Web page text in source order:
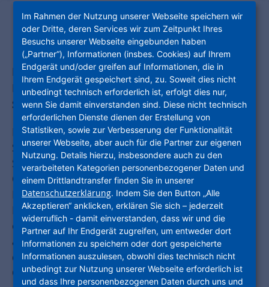
Bewohner aus dem Frankfurter Stadtteil
Nied sind zur nächsten öffentlichen
Stadtteilwerkstatt eingeladen
Frankfurt - Soziale Stadt Nied | Das
Stadtplanungsamt Frankfurt am Main, die
Stadtentwickler von der ProjektStadt und das
Quartiersmanagement laden gemeinsam die
Bewohnerinnen und Bewohner aus dem
Frankfurter Stadtteil Nied zur nächsten
öffentlichen Stadtteilwerkstatt ein. Diese findet
am Samstag, den 21.09.2019 von 15-18 Uhr in
der großen Sporthalle der SG 1877 Nied,
Oeserstraße 74 statt.
Im Rahmen der Nutzung unserer Webseite speichern wir
oder Dritte, deren Services wir zum Zeitpunkt Ihres
Besuchs unserer Webseite eingebunden haben
(„Partner“), Informationen (insbes. Cookies) auf Ihrem
Endgerät und/oder greifen auf Informationen, die in
Ihrem Endgerät gespeichert sind, zu. Soweit dies nicht
unbedingt technisch erforderlich ist, erfolgt dies nur,
wenn Sie damit einverstanden sind. Diese nicht technisch
erforderlichen Dienste dienen der Erstellung von
Statistiken, sowie zur Verbesserung der Funktionalität
unserer Webseite, aber auch für die Partner zur eigenen
Nutzung. Details hierzu, insbesondere auch zu den
verarbeiteten Kategorien personenbezogener Daten und
einem Drittlandtransfer finden Sie in unserer
Datenschutzerklärung. Indem Sie den Button „Alle
Akzeptieren“ anklicken, erklären Sie sich – jederzeit
widerruflich - damit einverstanden, dass wir und die
Partner auf Ihr Endgerät zugreifen, um entweder dort
Informationen zu speichern oder dort gespeicherte
Informationen auszulesen, obwohl dies technisch nicht
unbedingt zur Nutzung unserer Webseite erforderlich ist
und dass Ihre personenbezogenen Daten durch uns und